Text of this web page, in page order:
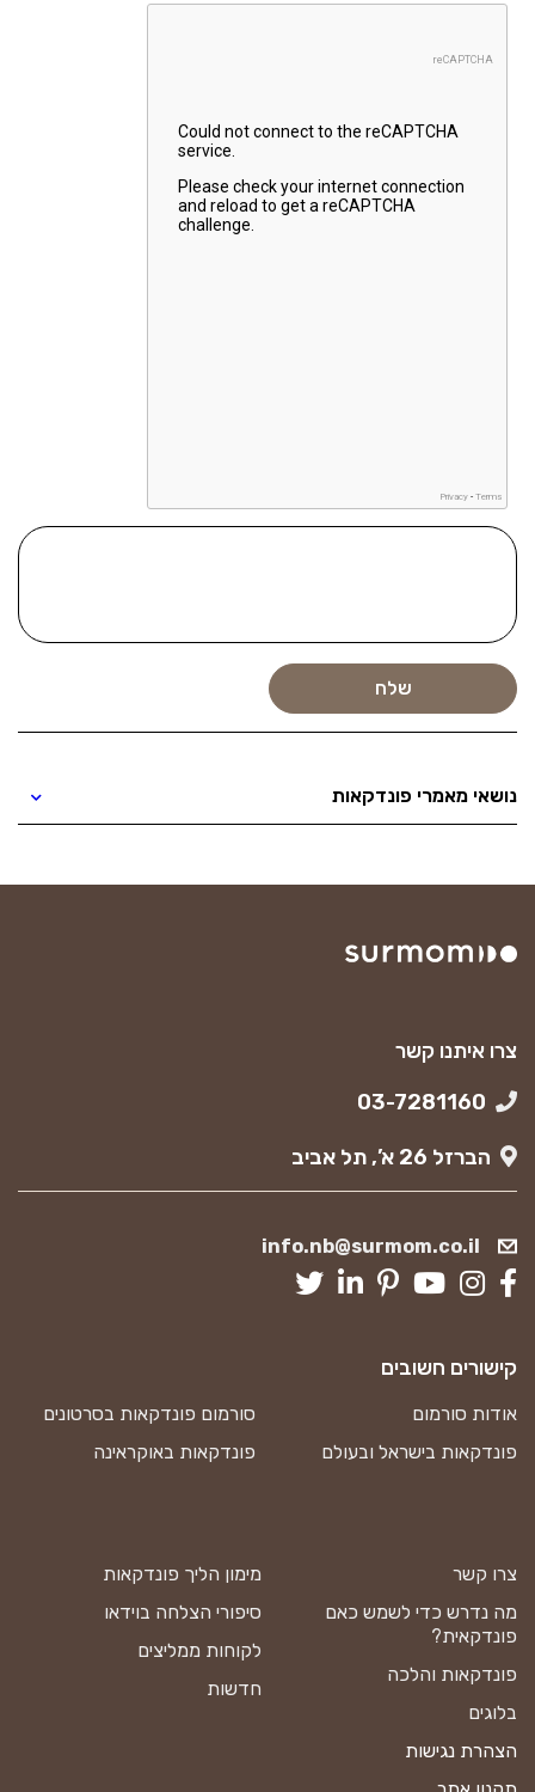
נושאי מאמרי פונדקאות
צרו איתנו קשר
הברזל 26 א’, תל אביב
info.nb@surmom.co.il
צרו קשר
מה נדרש כדי לשמש כאם
פונדקאית?
פונדקאות והלכה
בלוגים
הצהרת נגישות
מימון הליך פונדקאות
סיפורי הצלחה בוידאו
לקוחות ממליצים
חדשות
קישורים חשובים
אודות סורמום
סורמום פונדקאות בסרטונים
פונדקאות בישראל ובעולם
פונדקאות באוקראינה